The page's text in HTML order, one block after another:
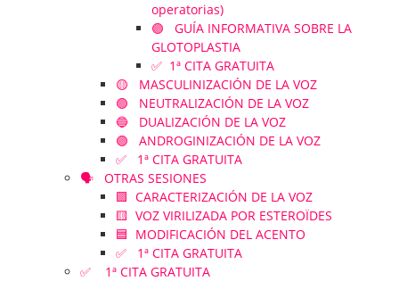
operatorias)
🟣 GUÍA INFORMATIVA SOBRE LA
GLOTOPLASTIA
✅ 1ª CITA GRATUITA
🟡 MASCULINIZACIÓN DE LA VOZ
🟢 NEUTRALIZACIÓN DE LA VOZ
🔵 DUALIZACIÓN DE LA VOZ
🟣 ANDROGINIZACIÓN DE LA VOZ
✅ 1ª CITA GRATUITA
🗣️ OTRAS SESIONES
🟪 CARACTERIZACIÓN DE LA VOZ
🟨 VOZ VIRILIZADA POR ESTEROÏDES
🟦 MODIFICACIÓN DEL ACENTO
✅ 1ª CITA GRATUITA
✅ 1ª CITA GRATUITA